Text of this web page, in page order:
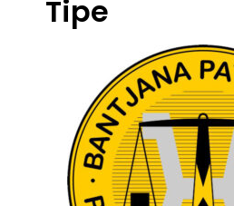
Tipe